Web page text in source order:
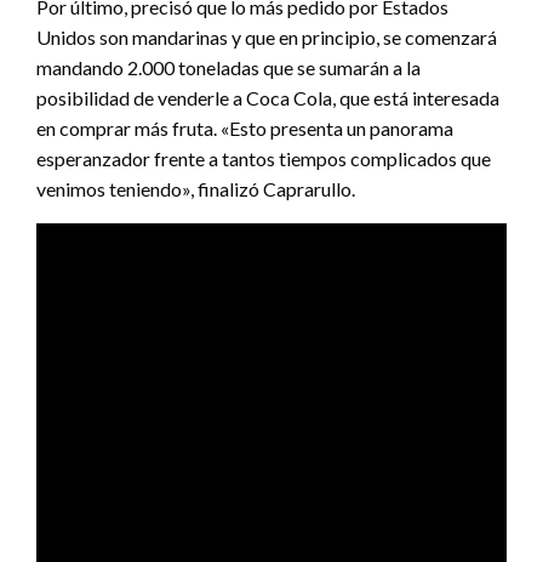
Por último, precisó que lo más pedido por Estados
Unidos son mandarinas y que en principio, se comenzará
mandando 2.000 toneladas que se sumarán a la
posibilidad de venderle a Coca Cola, que está interesada
en comprar más fruta. «Esto presenta un panorama
esperanzador frente a tantos tiempos complicados que
venimos teniendo», finalizó Caprarullo.